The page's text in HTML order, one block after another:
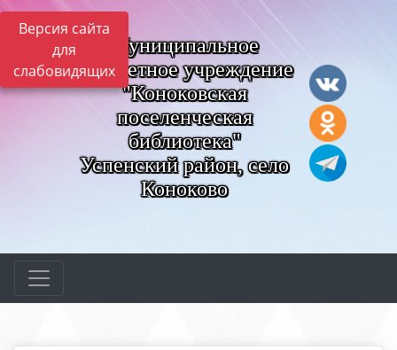
Версия сайта
для
слабовидящих
Муниципальное
бюджетное учреждение
"Коноковская
поселенческая
библиотека"
Успенский район, село
Коноково